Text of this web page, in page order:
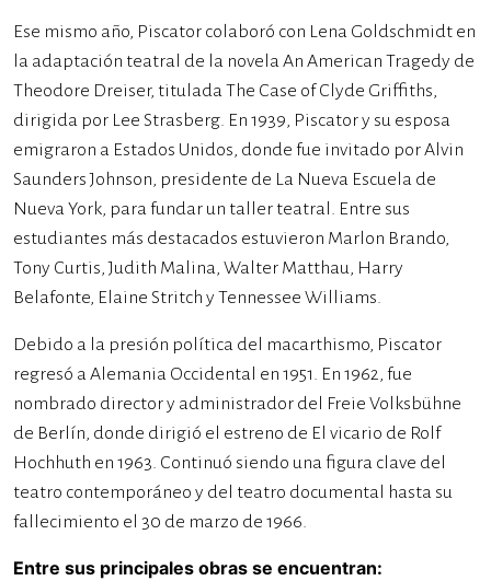
Ese mismo año, Piscator colaboró con Lena Goldschmidt en
la adaptación teatral de la novela An American Tragedy de
Theodore Dreiser, titulada The Case of Clyde Griffiths,
dirigida por Lee Strasberg. En 1939, Piscator y su esposa
emigraron a Estados Unidos, donde fue invitado por Alvin
Saunders Johnson, presidente de La Nueva Escuela de
Nueva York, para fundar un taller teatral. Entre sus
estudiantes más destacados estuvieron Marlon Brando,
Tony Curtis, Judith Malina, Walter Matthau, Harry
Belafonte, Elaine Stritch y Tennessee Williams.
Debido a la presión política del macarthismo, Piscator
regresó a Alemania Occidental en 1951. En 1962, fue
nombrado director y administrador del Freie Volksbühne
de Berlín, donde dirigió el estreno de El vicario de Rolf
Hochhuth en 1963. Continuó siendo una figura clave del
teatro contemporáneo y del teatro documental hasta su
fallecimiento el 30 de marzo de 1966.
Entre sus principales obras se encuentran: